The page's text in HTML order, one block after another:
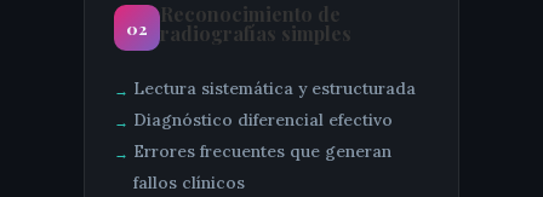
02
Reconocimiento de
radiografías simples
Lectura sistemática y estructurada
Diagnóstico diferencial efectivo
Errores frecuentes que generan
fallos clínicos